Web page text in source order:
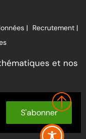
| Recrutement |
et nos
S'abonner